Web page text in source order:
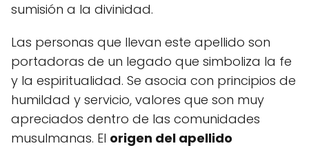
sumisión a la divinidad.
Las personas que llevan este apellido son
portadoras de un legado que simboliza la fe
y la espiritualidad. Se asocia con principios de
humildad y servicio, valores que son muy
apreciados dentro de las comunidades
musulmanas. El origen del apellido